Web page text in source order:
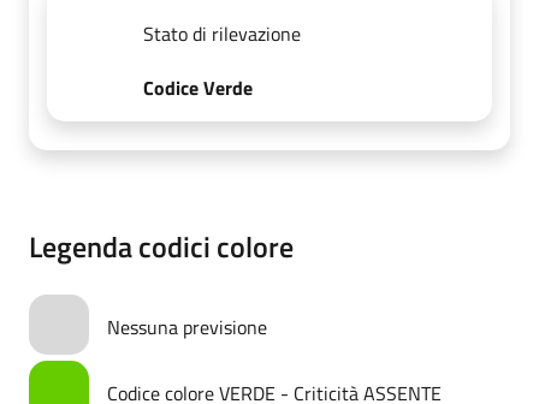
Stato di rilevazione
Codice Verde
Legenda codici colore
Nessuna previsione
Codice colore VERDE - Criticità ASSENTE